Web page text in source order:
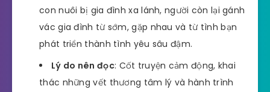
con nuôi bị gia đình xa lánh, người còn lại gánh
vác gia đình từ sớm, gặp nhau và từ tình bạn
phát triển thành tình yêu sâu đậm.
Lý do nên đọc: Cốt truyện cảm động, khai
thác những vết thương tâm lý và hành trình